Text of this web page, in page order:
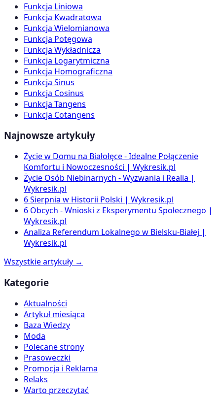
Funkcja Liniowa
Funkcja Kwadratowa
Funkcja Wielomianowa
Funkcja Potęgowa
Funkcja Wykładnicza
Funkcja Logarytmiczna
Funkcja Homograficzna
Funkcja Sinus
Funkcja Cosinus
Funkcja Tangens
Funkcja Cotangens
Najnowsze artykuły
Życie w Domu na Białołęce - Idealne Połączenie
Komfortu i Nowoczesności | Wykresik.pl
Życie Osób Niebinarnych - Wyzwania i Realia |
Wykresik.pl
6 Sierpnia w Historii Polski | Wykresik.pl
6 Obcych - Wnioski z Eksperymentu Społecznego |
Wykresik.pl
Analiza Referendum Lokalnego w Bielsku-Białej |
Wykresik.pl
Wszystkie artykuły →
Kategorie
Aktualności
Artykuł miesiąca
Baza Wiedzy
Moda
Polecane strony
Prasoweczki
Promocja i Reklama
Relaks
Warto przeczytać